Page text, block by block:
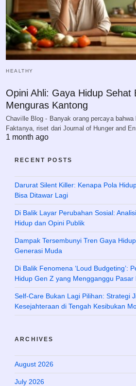
HEALTHY
Opini Ahli: Gaya Hidup Sehat
Menguras Kantong
Chaville Blog - Banyak orang percaya bahwa
Faktanya, riset dari Journal of Hunger and
1 month ago
RECENT POSTS
Darurat Silent Killer: Kenapa Pola
Bisa Ditawar Lagi
Di Balik Layar Perubahan Sosial:
Hidup dan Opini Publik
Dampak Tersembunyi Tren Gaya
Generasi Muda
Di Balik Fenomena ‘Loud Budgeting’:
Hidup Gen Z yang Mengganggu Pasar
Self-Care Bukan Lagi Pilihan: Strategi
Kesejahteraan di Tengah Kesibukan
ARCHIVES
August 2026
July 2026